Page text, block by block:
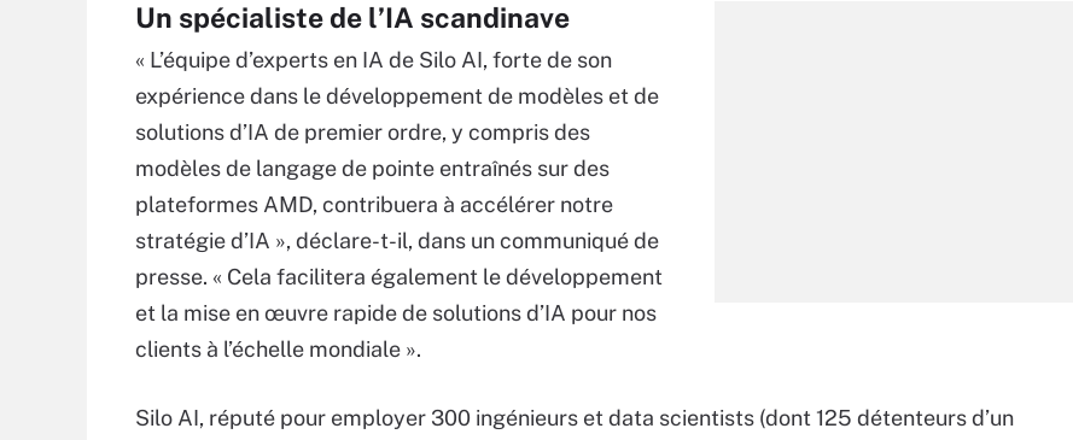
Un spécialiste de l’IA scandinave
« L’équipe d’experts en IA de Silo AI, forte de son
expérience dans le développement de modèles et de
solutions d’IA de premier ordre, y compris des
modèles de langage de pointe entraînés sur des
plateformes AMD, contribuera à accélérer notre
stratégie d’IA », déclare-t-il, dans un communiqué de
presse. « Cela facilitera également le développement
et la mise en œuvre rapide de solutions d’IA pour nos
clients à l’échelle mondiale ».
Silo AI, réputé pour employer 300 ingénieurs et data scientists (dont 125 détenteurs d’un